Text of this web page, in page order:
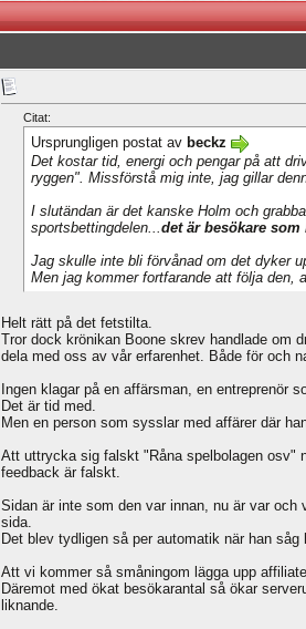
Citat:
Ursprungligen postat av beckz
Det kostar tid, energi och pengar på att
ryggen". Missförstå mig inte, jag gillar
I slutändan är det kanske Holm och
sportsbettingdelen... det är besökare
Jag skulle inte bli förvånad om det dyker
Men jag kommer fortfarande att följa den,
Helt rätt på det fetstilta.
Tror dock krönikan Boone skrev handlade om
dela med oss av vår erfarenhet. Både för och
Ingen klagar på en affärsman, en entreprenör
Det är tid med.
Men en person som sysslar med affärer där
Att uttrycka sig falskt "Råna spelbolagen osv"
feedback är falskt.
Sidan är inte som den var innan, nu är var
sida.
Det blev tydligen så per automatik när han
Att vi kommer så småningom lägga upp
Däremot med ökat besökarantal så ökar
liknande.